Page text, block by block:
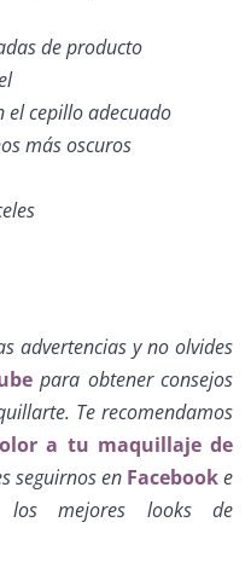
de producto
el cepillo adecuado
más oscuros
advertencias y no olvides
para obtener consejos
Te recomendamos
a tu maquillaje de
seguirnos en Facebooke
los mejores looksde